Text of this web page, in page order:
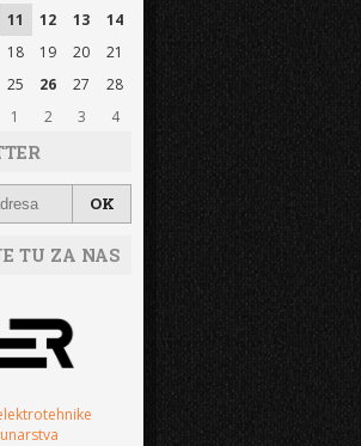
11 12 13
14
18 19 20
21
25 26 27
28
1 2 3 4
TU ZA NAS